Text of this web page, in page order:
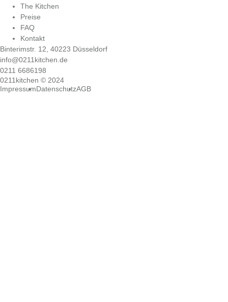
The Kitchen
Preise
FAQ
Kontakt
Binterimstr. 12, 40223 Düsseldorf
info@0211kitchen.de
0211 6686198
0211kitchen © 2024
ImpressumDatenschutzAGB